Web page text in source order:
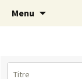
MCA
Le site de la
Arménienne
Menu